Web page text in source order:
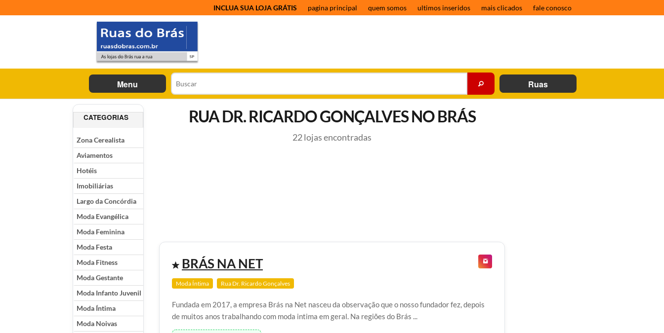
INCLUA SUA LOJA GRÁTIS pagina principal quem somos ultimos inseridos mais clicados fale conosco
Menu Ruas
CATEGORIAS
Zona Cerealista
Aviamentos
Hotéis
Imobiliárias
Largo da Concórdia
Moda Evangélica
Moda Feminina
Moda Festa
Moda Fitness
Moda Gestante
Moda Infanto Juvenil
Moda Íntima
Moda Noivas
RUA DR. RICARDO GONÇALVES NO BRÁS
22 lojas encontradas
BRÁS NA NET
Moda Íntima Rua Dr. Ricardo Gonçalves
Fundada em 2017, a empresa Brás na Net nasceu da observação que o nosso fundador fez, depois
de muitos anos trabalhando com moda intima em geral. Na regiões do Brás ...